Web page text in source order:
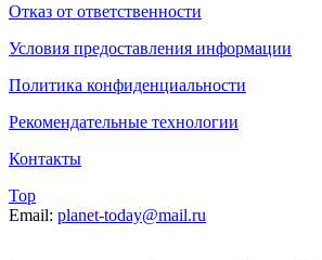
Отказ от ответственности
Условия предоставления информации
Политика конфиденциальности
Рекомендательные технологии
Контакты
Top
Email: planet-today@mail.ru